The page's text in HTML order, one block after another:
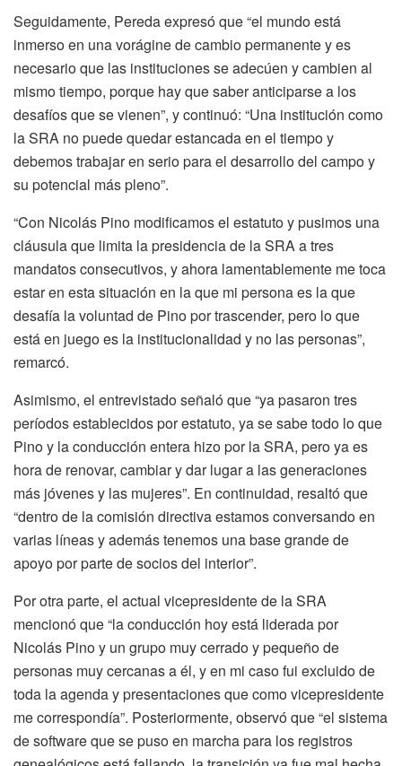
Seguidamente, Pereda expresó que “el mundo está
inmerso en una vorágine de cambio permanente y es
necesario que las instituciones se adecúen y cambien al
mismo tiempo, porque hay que saber anticiparse a los
desafíos que se vienen”, y continuó: “Una institución como
la SRA no puede quedar estancada en el tiempo y
debemos trabajar en serio para el desarrollo del campo y
su potencial más pleno”.
“Con Nicolás Pino modificamos el estatuto y pusimos una
cláusula que limita la presidencia de la SRA a tres
mandatos consecutivos, y ahora lamentablemente me toca
estar en esta situación en la que mi persona es la que
desafía la voluntad de Pino por trascender, pero lo que
está en juego es la institucionalidad y no las personas”,
remarcó.
Asimismo, el entrevistado señaló que “ya pasaron tres
períodos establecidos por estatuto, ya se sabe todo lo que
Pino y la conducción entera hizo por la SRA, pero ya es
hora de renovar, cambiar y dar lugar a las generaciones
más jóvenes y las mujeres”. En continuidad, resaltó que
“dentro de la comisión directiva estamos conversando en
varias líneas y además tenemos una base grande de
apoyo por parte de socios del interior”.
Por otra parte, el actual vicepresidente de la SRA
mencionó que “la conducción hoy está liderada por
Nicolás Pino y un grupo muy cerrado y pequeño de
personas muy cercanas a él, y en mi caso fui excluido de
toda la agenda y presentaciones que como vicepresidente
me correspondía”. Posteriormente, observó que “el sistema
de software que se puso en marcha para los registros